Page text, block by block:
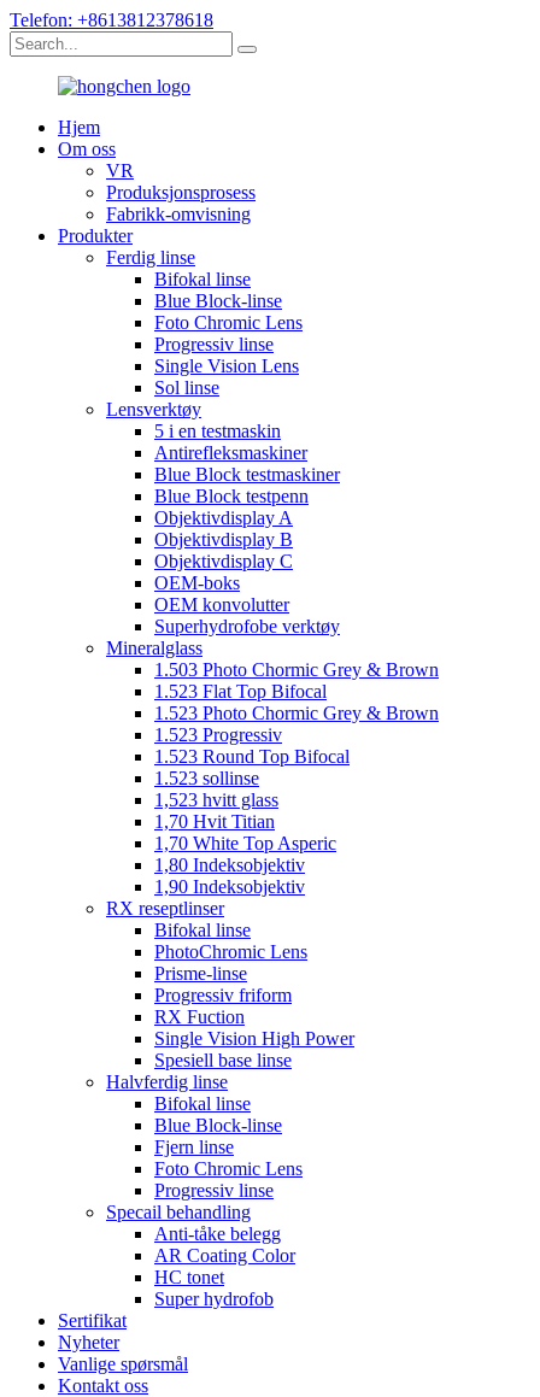
Telefon: +8613812378618
Hjem
Om oss
VR
Produksjonsprosess
Fabrikk-omvisning
Produkter
Ferdig linse
Bifokal linse
Blue Block-linse
Foto Chromic Lens
Progressiv linse
Single Vision Lens
Sol linse
Lensverktøy
5 i en testmaskin
Antirefleksmaskiner
Blue Block testmaskiner
Blue Block testpenn
Objektivdisplay A
Objektivdisplay B
Objektivdisplay C
OEM-boks
OEM konvolutter
Superhydrofobe verktøy
Mineralglass
1.503 Photo Chormic Grey & Brown
1.523 Flat Top Bifocal
1.523 Photo Chormic Grey & Brown
1.523 Progressiv
1.523 Round Top Bifocal
1.523 sollinse
1,523 hvitt glass
1,70 Hvit Titian
1,70 White Top Asperic
1,80 Indeksobjektiv
1,90 Indeksobjektiv
RX reseptlinser
Bifokal linse
PhotoChromic Lens
Prisme-linse
Progressiv friform
RX Fuction
Single Vision High Power
Spesiell base linse
Halvferdig linse
Bifokal linse
Blue Block-linse
Fjern linse
Foto Chromic Lens
Progressiv linse
Specail behandling
Anti-tåke belegg
AR Coating Color
HC tonet
Super hydrofob
Sertifikat
Nyheter
Vanlige spørsmål
Kontakt oss